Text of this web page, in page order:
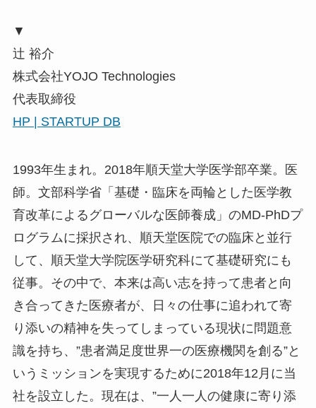
▼
辻 裕介
株式会社YOJO Technologies
代表取締役
HP | STARTUP DB
1993年生まれ。2018年順天堂大学医学部卒業。医
師。文部科学省「基礎・臨床を両輪とした医学教
育改革によるグローバルな医師養成」のMD-PhDプ
ログラムに採択され、順天堂医院での臨床と並行
して、順天堂大学院医学研究科にて基礎研究にも
従事。その中で、本来は高い志を持って患者と向
き合ってきた医療者が、日々の仕事に追われて寄
り添いの精神を失ってしまっている現状に問題意
識を持ち、”患者満足度世界一の医療機関を創る”と
いうミッションを実現するために2018年12月に当
社を設立した。現在は、”一人一人の健康に寄り添